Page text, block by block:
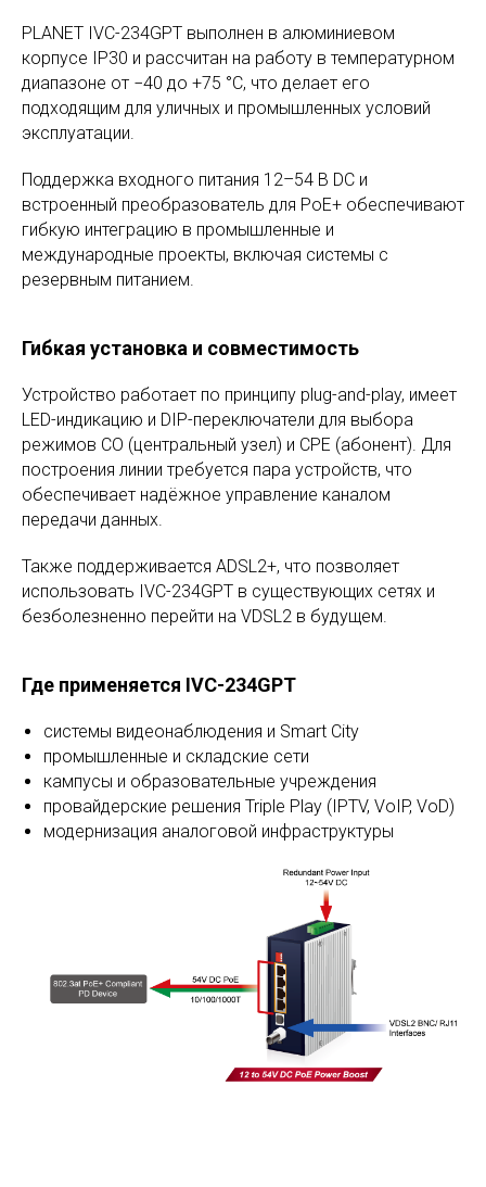
PLANET IVC-234GPT выполнен в алюминиевом
корпусе IP30 и рассчитан на работу в температурном
диапазоне от −40 до +75 °C, что делает его
подходящим для уличных и промышленных условий
эксплуатации.
Поддержка входного питания 12–54 В DC и
встроенный преобразователь для PoE+ обеспечивают
гибкую интеграцию в промышленные и
международные проекты, включая системы с
резервным питанием.
Гибкая установка и совместимость
Устройство работает по принципу plug-and-play, имеет
LED-индикацию и DIP-переключатели для выбора
режимов CO (центральный узел) и CPE (абонент). Для
построения линии требуется пара устройств, что
обеспечивает надёжное управление каналом
передачи данных.
Также поддерживается ADSL2+, что позволяет
использовать IVC-234GPT в существующих сетях и
безболезненно перейти на VDSL2 в будущем.
Где применяется IVC-234GPT
системы видеонаблюдения и Smart City
промышленные и складские сети
кампусы и образовательные учреждения
провайдерские решения Triple Play (IPTV, VoIP, VoD)
модернизация аналоговой инфраструктуры